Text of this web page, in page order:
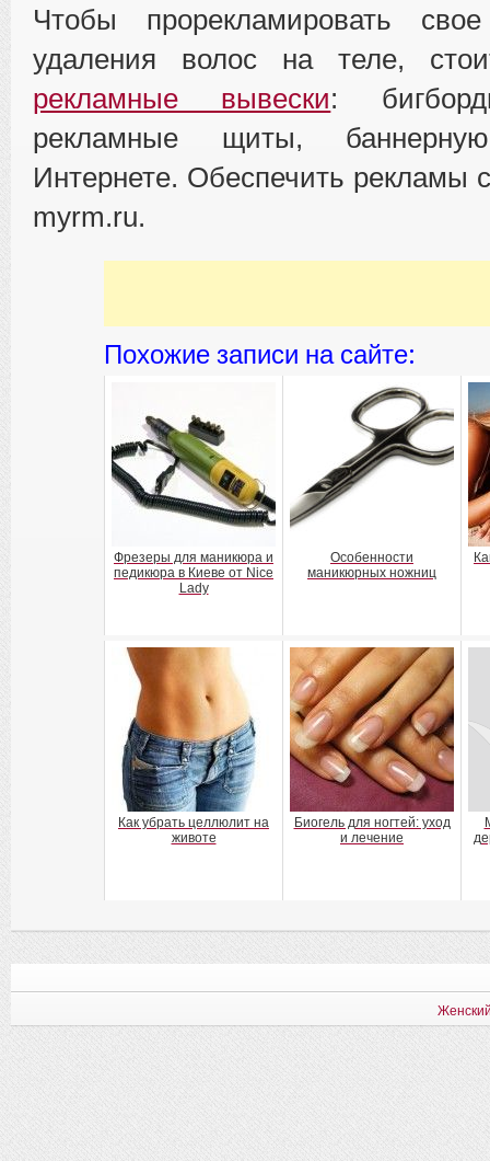
Чтобы прорекламировать
удаления волос на теле,
рекламные вывески:
рекламные щиты,
Интернете. Обеспечить рекламы
myrm.ru.
Похожие записи на сайте:
Фрезеры для маникюра и
педикюра в Киеве от Nice
Lady
Особенности
маникюрных ножниц
Как убрать целлюлит на
животе
Биогель для ногтей: уход
и лечение